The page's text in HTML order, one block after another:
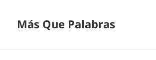
Más Que Palabras